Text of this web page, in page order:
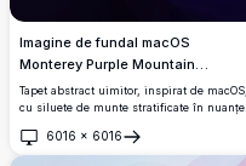
Imagine de fundal macOS
Monterey Purple Mountain
Gradient
Tapet abstract uimitor, inspirat de macOS,
cu siluete de munte stratificate în nuanțe
tonuri calde de trandafir și albastru reci,
perfect pentru fundalurile desktop.
6016 × 6016
Deschide